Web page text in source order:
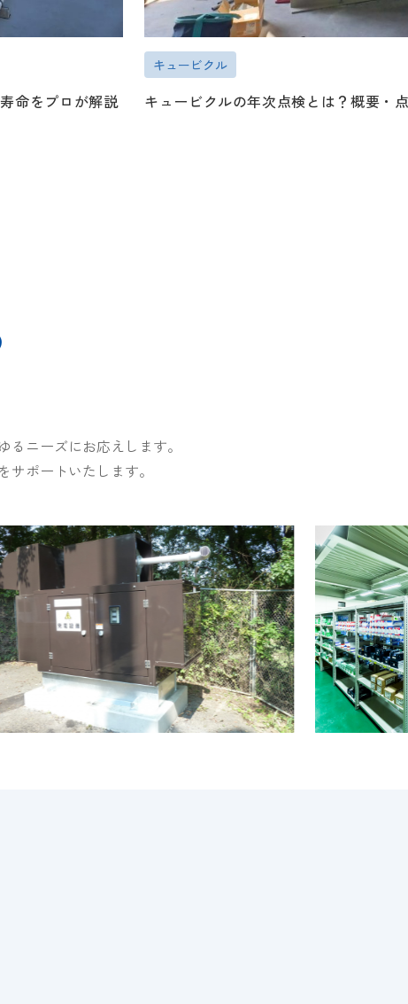
命をプロが解説
キュービクル
キュービクルの年次点検とは？概要・
ニーズにお応えします。
ポートいたします。